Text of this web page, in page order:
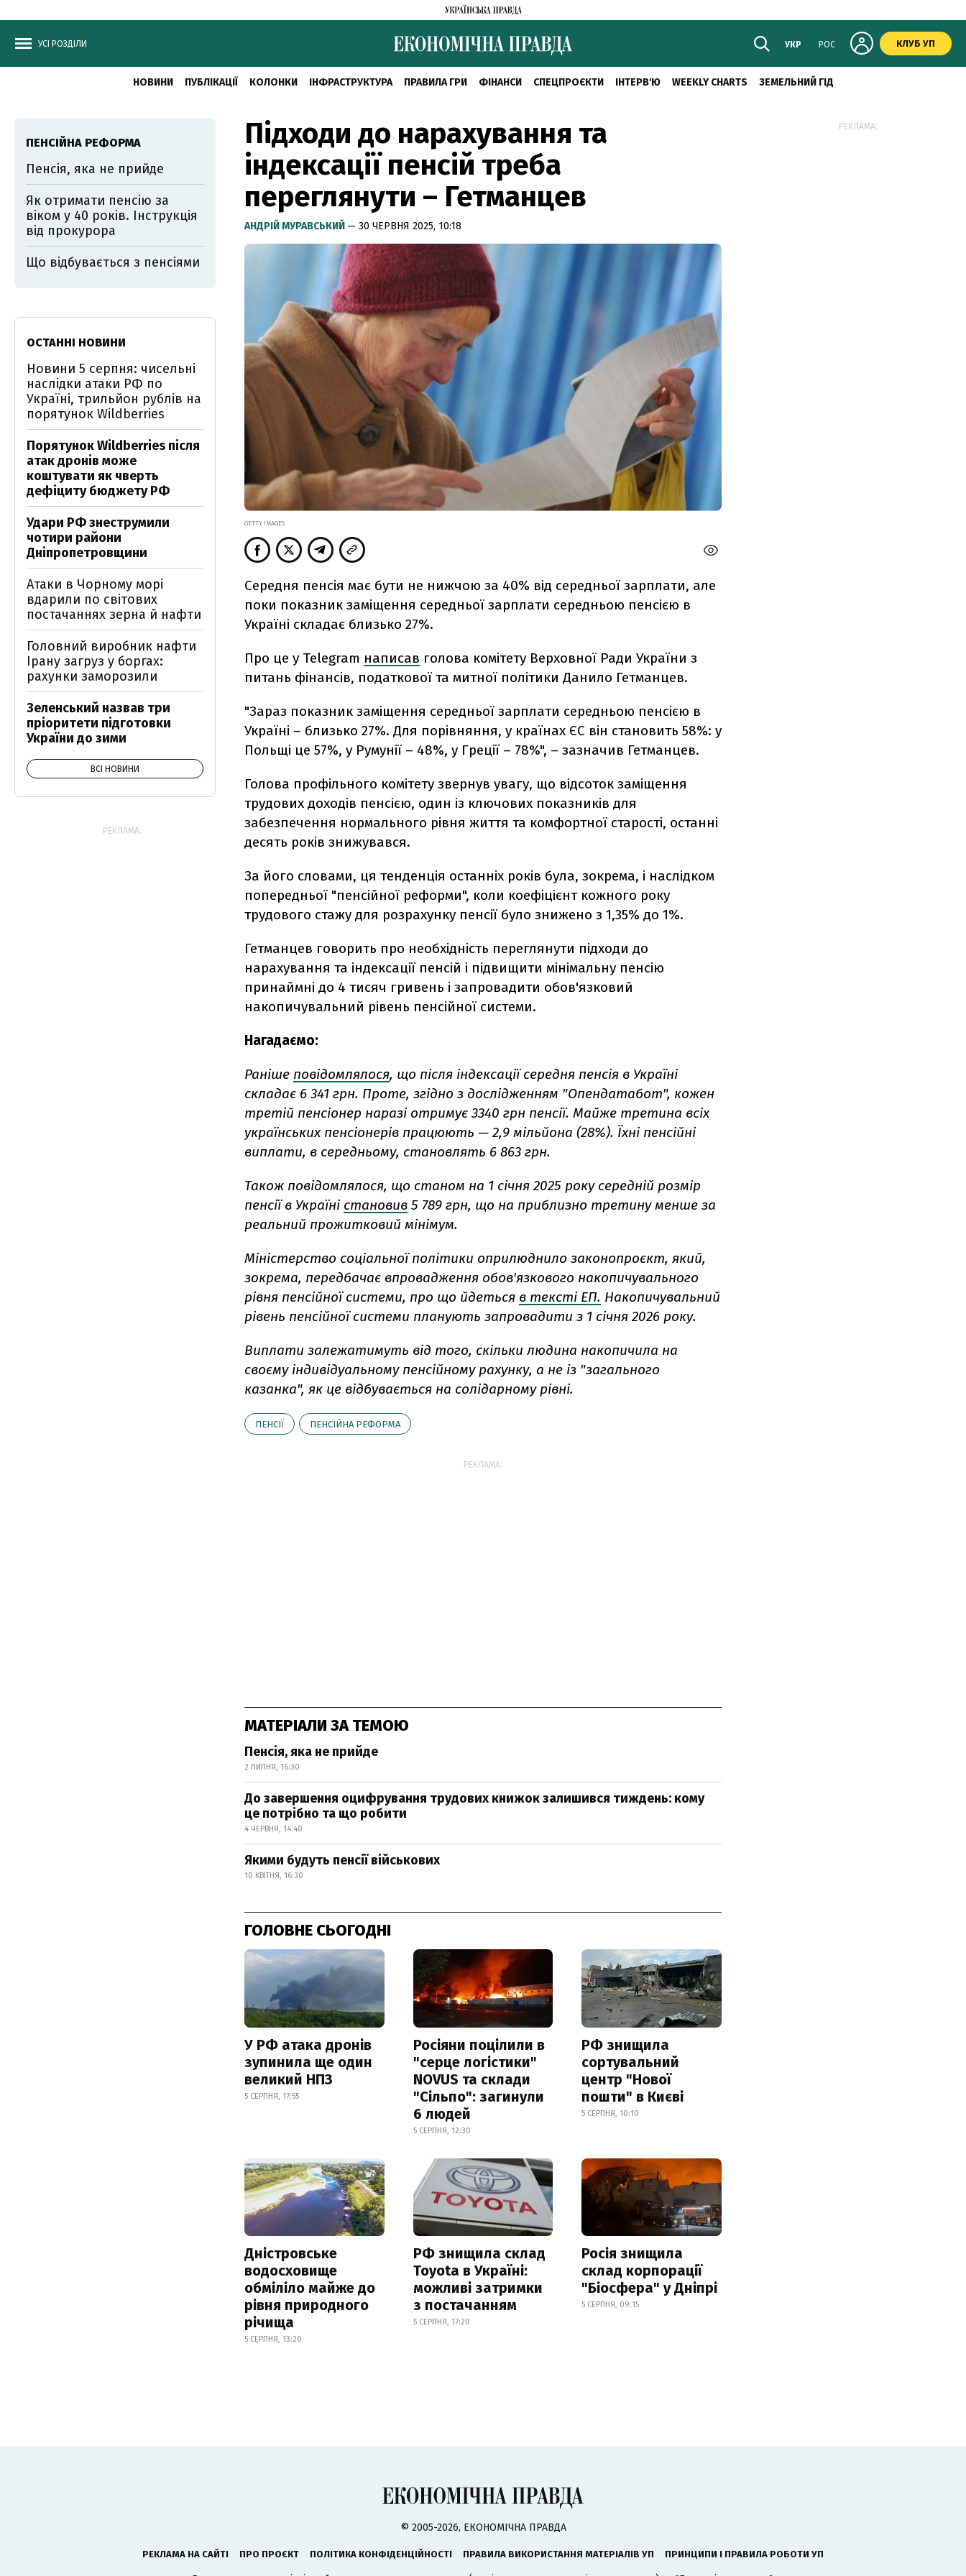
УСІ РОЗДІЛИ УКР РОС КЛУБ УП
НОВИНИ ПУБЛІКАЦІЇ КОЛОНКИ ІНФРАСТРУКТУРА ПРАВИЛА ГРИ ФІНАНСИ СПЕЦПРОЄКТИ ІНТЕРВ'Ю WEEKLY CHARTS ЗЕМЕЛЬНИЙ ГІД
Підходи до нарахування та
індексації пенсій треба
переглянути – Гетманцев
АНДРІЙ МУРАВСЬКИЙ — 30 ЧЕРВНЯ 2025, 10:18
GETTY IMAGES
Середня пенсія має бути не нижчою за 40% від середньої зарплати, але
поки показник заміщення середньої зарплати середньою пенсією в
Україні складає близько 27%.
Про це у Telegram написав голова комітету Верховної Ради України з
питань фінансів, податкової та митної політики Данило Гетманцев.
"Зараз показник заміщення середньої зарплати середньою пенсією в
Україні – близько 27%. Для порівняння, у країнах ЄС він становить 58%: у
Польщі це 57%, у Румунії – 48%, у Греції – 78%", – зазначив Гетманцев.
Голова профільного комітету звернув увагу, що відсоток заміщення
трудових доходів пенсією, один із ключових показників для
забезпечення нормального рівня життя та комфортної старості, останні
десять років знижувався.
За його словами, ця тенденція останніх років була, зокрема, і наслідком
попередньої "пенсійної реформи", коли коефіцієнт кожного року
трудового стажу для розрахунку пенсії було знижено з 1,35% до 1%.
Гетманцев говорить про необхідність переглянути підходи до
нарахування та індексації пенсій і підвищити мінімальну пенсію
принаймні до 4 тисяч гривень і запровадити обов'язковий
накопичувальний рівень пенсійної системи.
Нагадаємо:
Раніше повідомлялося, що після індексації середня пенсія в Україні
складає 6 341 грн. Проте, згідно з дослідженням "Опендатабот", кожен
третій пенсіонер наразі отримує 3340 грн пенсії. Майже третина всіх
українських пенсіонерів працюють — 2,9 мільйона (28%). Їхні пенсійні
виплати, в середньому, становлять 6 863 грн.
Також повідомлялося, що станом на 1 січня 2025 року середній розмір
пенсії в Україні становив 5 789 грн, що на приблизно третину менше за
реальний прожитковий мінімум.
Міністерство соціальної політики оприлюднило законопроєкт, який,
зокрема, передбачає впровадження обов'язкового накопичувального
рівня пенсійної системи, про що йдеться в тексті ЕП. Накопичувальний
рівень пенсійної системи планують запровадити з 1 січня 2026 року.
Виплати залежатимуть від того, скільки людина накопичила на
своєму індивідуальному пенсійному рахунку, а не із "загального
казанка", як це відбувається на солідарному рівні.
ПЕНСІЇ ПЕНСІЙНА РЕФОРМА
РЕКЛАМА:
МАТЕРІАЛИ ЗА ТЕМОЮ
Пенсія, яка не прийде
2 ЛИПНЯ, 16:30
До завершення оцифрування трудових книжок залишився тиждень: кому
це потрібно та що робити
4 ЧЕРВНЯ, 14:40
Якими будуть пенсії військових
10 КВІТНЯ, 16:30
ГОЛОВНЕ СЬОГОДНІ
У РФ атака дронів
зупинила ще один
великий НПЗ
5 СЕРПНЯ, 17:55
Росіяни поцілили в
"серце логістики"
NOVUS та склади
"Сільпо": загинули
6 людей
5 СЕРПНЯ, 12:30
РФ знищила
сортувальний
центр "Нової
пошти" в Києві
5 СЕРПНЯ, 10:10
Дністровське
водосховище
обміліло майже до
рівня природного
річища
5 СЕРПНЯ, 13:20
РФ знищила склад
Toyota в Україні:
можливі затримки
з постачанням
5 СЕРПНЯ, 17:20
Росія знищила
склад корпорації
"Біосфера" у Дніпрі
5 СЕРПНЯ, 09:15
ПЕНСІЙНА РЕФОРМА
Пенсія, яка не прийде
Як отримати пенсію за
віком у 40 років. Інструкція
від прокурора
Що відбувається з пенсіями
ОСТАННІ НОВИНИ
Новини 5 серпня: чисельні
наслідки атаки РФ по
Україні, трильйон рублів на
порятунок Wildberries
Порятунок Wildberries після
атак дронів може
коштувати як чверть
дефіциту бюджету РФ
Удари РФ знеструмили
чотири райони
Дніпропетровщини
Атаки в Чорному морі
вдарили по світових
постачаннях зерна й нафти
Головний виробник нафти
Ірану загруз у боргах:
рахунки заморозили
Зеленський назвав три
пріоритети підготовки
України до зими
ВСІ НОВИНИ
РЕКЛАМА:
РЕКЛАМА:
© 2005-2026, ЕКОНОМІЧНА ПРАВДА
РЕКЛАМА НА САЙТІ ПРО ПРОЄКТ ПОЛІТИКА КОНФІДЕНЦІЙНОСТІ ПРАВИЛА ВИКОРИСТАННЯ МАТЕРІАЛІВ УП ПРИНЦИПИ І ПРАВИЛА РОБОТИ УП